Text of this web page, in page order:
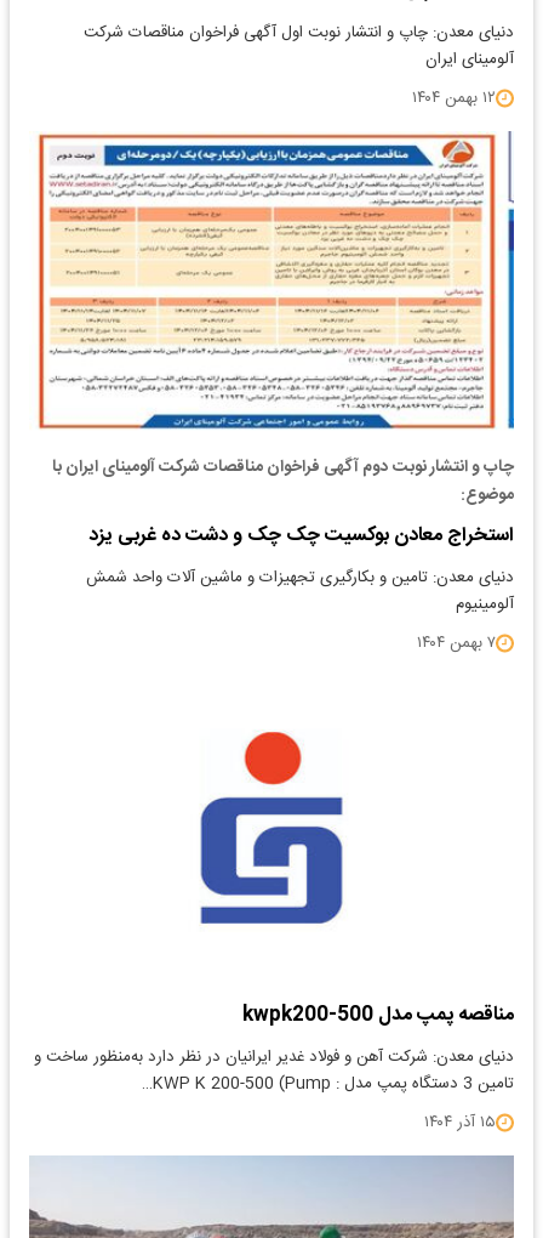
دنیای معدن: چاپ و انتشار نوبت اول آگهی فراخوان مناقصات شرکت
آلومینای ایران
۱۲ بهمن ۱۴۰۴
چاپ و انتشار نوبت دوم آگهی فراخوان مناقصات شرکت آلومینای ایران با
موضوع:
استخراج معادن بوکسیت چک چک و دشت ده غربی یزد
دنیای معدن: تامین و بکارگیری تجهیزات و ماشین آلات واحد شمش
آلومینیوم
۷ بهمن ۱۴۰۴
مناقصه پمپ مدل kwpk200-500
دنیای معدن: شرکت آهن و فولاد غدیر ایرانیان در نظر دارد به‌منظور ساخت و
تامین 3 دستگاه پمپ مدل : KWP K 200-500 (Pump…
۱۵ آذر ۱۴۰۴